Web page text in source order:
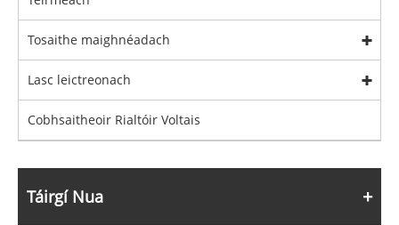
Tosaithe maighnéadach
Lasc leictreonach
Cobhsaitheoir Rialtóir Voltais
Táirgí Nua